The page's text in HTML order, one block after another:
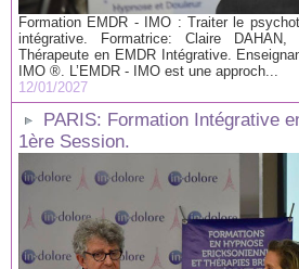
Formation EMDR - IMO : Traiter le
intégrative. Formatrice: Claire DAHAN,
Thérapeute en EMDR Intégrative.
IMO ®. L’EMDR - IMO est une approch...
12/01/2027
PARIS: Formation Intégrative
1ère Session.